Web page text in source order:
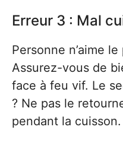
Erreur 3 : Mal
Personne n’aime
Assurez-vous de
face à feu vif. Le
? Ne pas le
pendant la cuisson.